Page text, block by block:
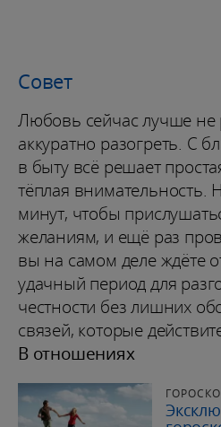
Совет
Любовь сейчас лучше не
аккуратно разогреть. С
в быту всё решает
тёплая внимательность.
минут, чтобы
желаниям, и ещё раз
вы на самом деле ждёте
удачный период для
честности без лишних
связей, которые
В отношениях